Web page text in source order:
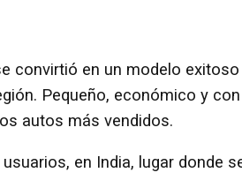
convirtió en un modelo exitoso
Pequeño, económico y con
autos más vendidos.
en India, lugar donde